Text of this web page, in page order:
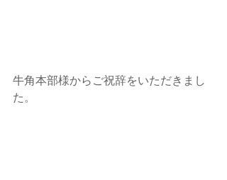
牛角本部様からご祝辞をいただきまし
た。